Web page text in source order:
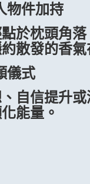
物件加持
於枕頭角
散發的香
儀式
自信提升
能量。